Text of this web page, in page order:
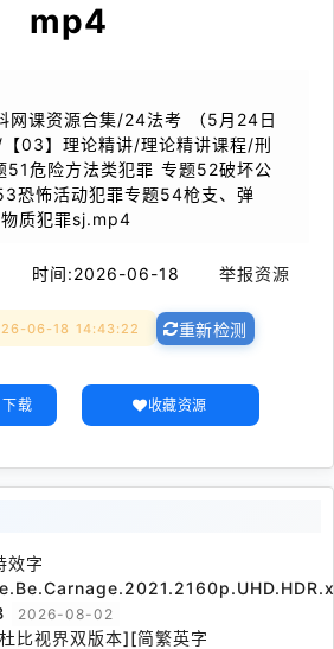
mp4
网课资源合集/24法考 （5月24日
03】理论精讲/理论精讲课程/刑
危险方法类犯罪 专题52破坏公
恐怖活动犯罪专题54枪支、弹
质犯罪sj.mp4
时间:2026-06-18 举报资源
06-18 14:43:22 重新检测
载 收藏资源
效字
2026-08-02
比视界双版本][简繁英字